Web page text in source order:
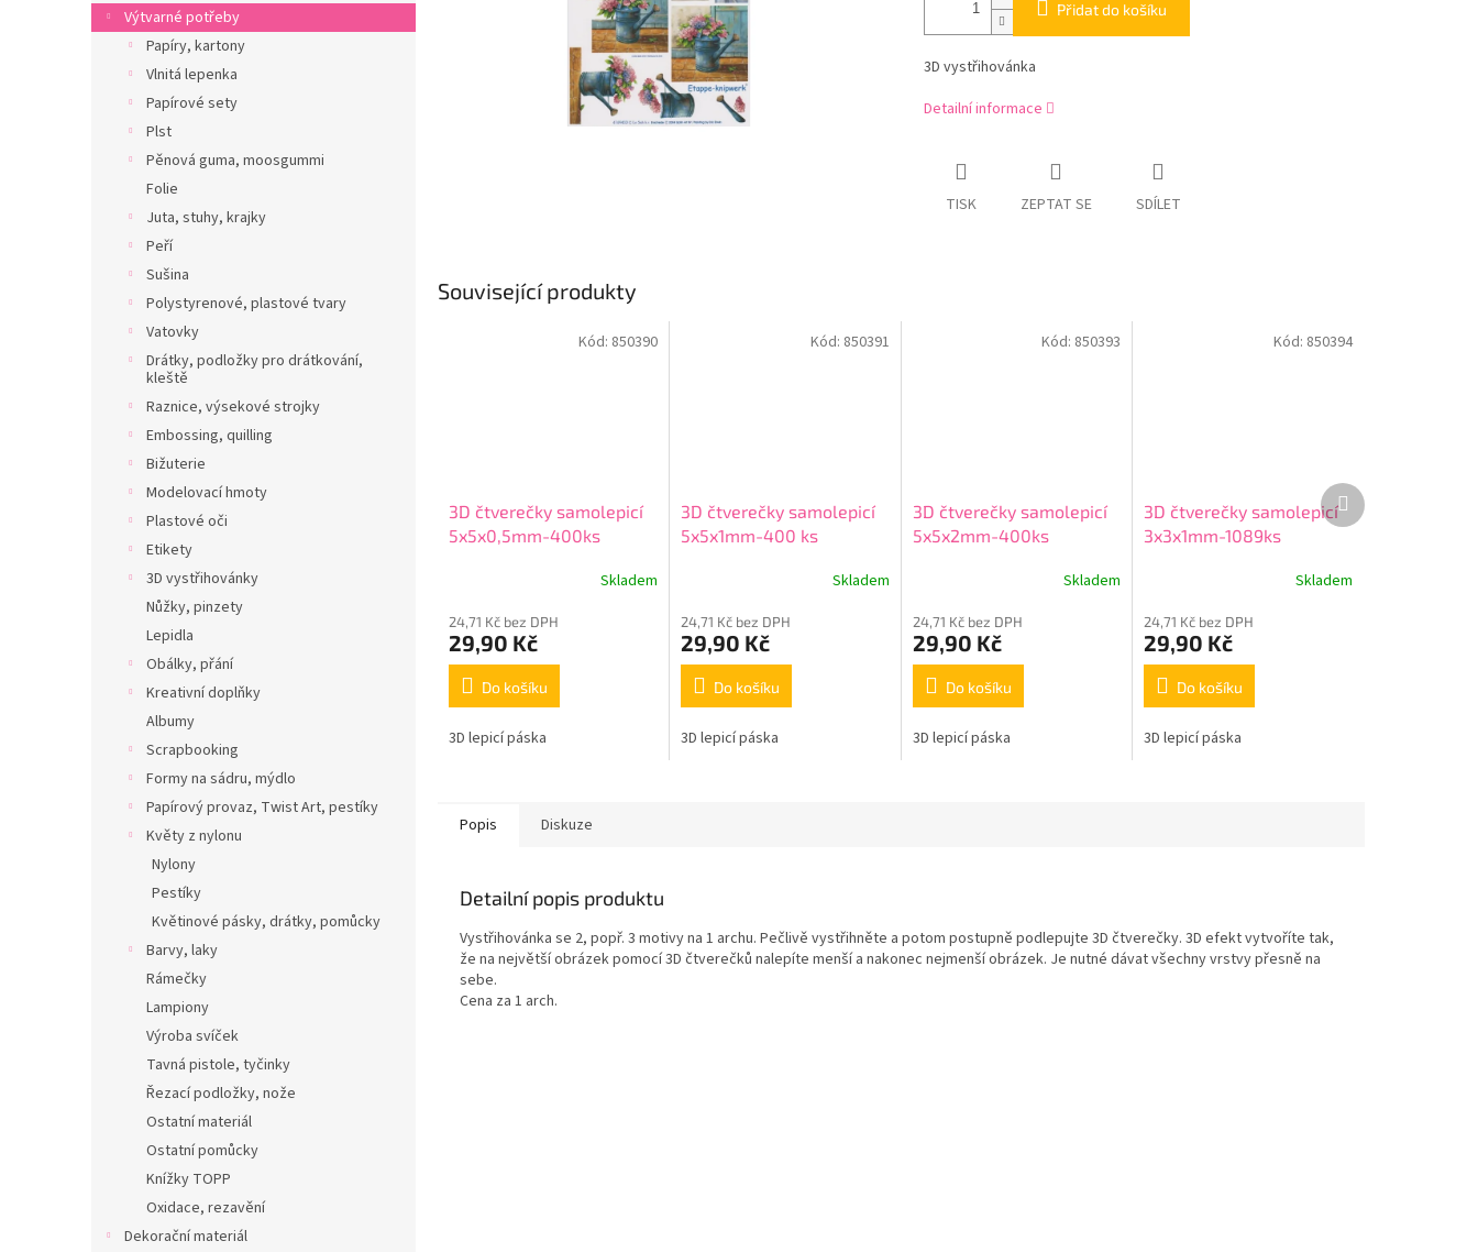
n
e
Výtvarné potřeby
Papíry, kartony
Vlnitá lepenka
Papírové sety
Plst
Pěnová guma, moosgummi
Folie
Juta, stuhy, krajky
Peří
Sušina
Polystyrenové, plastové tvary
Vatovky
Drátky, podložky pro drátkování,
kleště
Raznice, výsekové strojky
Embossing, quilling
Bižuterie
Modelovací hmoty
Plastové oči
Etikety
3D vystřihovánky
Nůžky, pinzety
Lepidla
Obálky, přání
Kreativní doplňky
Albumy
Scrapbooking
Formy na sádru, mýdlo
Papírový provaz, Twist Art, pestíky
Květy z nylonu
Nylony
Pestíky
Květinové pásky, drátky, pomůcky
Barvy, laky
Rámečky
Lampiony
Výroba svíček
Tavná pistole, tyčinky
Řezací podložky, nože
Ostatní materiál
Ostatní pomůcky
Knížky TOPP
Oxidace, rezavění
Dekorační materiál
Přidat do košíku
3D vystřihovánka
Detailní informace
TISK ZEPTAT SE SDÍLET
Související produkty
3D čtverečky samolepicí
5x5x0,5mm-400ks
Skladem
24,71 Kč bez DPH
29,90 Kč
Do košíku
3D lepicí páska
Kód: 850390
3D čtverečky samolepicí
5x5x1mm-400 ks
Skladem
24,71 Kč bez DPH
29,90 Kč
Do košíku
3D lepicí páska
Kód: 850391
3D čtverečky samolepicí
5x5x2mm-400ks
Skladem
24,71 Kč bez DPH
29,90 Kč
Do košíku
3D lepicí páska
Kód: 850393
3D čtverečky samolepicí
3x3x1mm-1089ks
Skladem
24,71 Kč bez DPH
29,90 Kč
Do košíku
3D lepicí páska
Kód: 850394
Další
produkt
Popis Diskuze
Detailní popis produktu
Vystřihovánka se 2, popř. 3 motivy na 1 archu. Pečlivě vystřihněte a potom postupně podlepujte 3D čtverečky. 3D efekt vytvoříte tak,
že na největší obrázek pomocí 3D čtverečků nalepíte menší a nakonec nejmenší obrázek. Je nutné dávat všechny vrstvy přesně na
sebe.
Cena za 1 arch.